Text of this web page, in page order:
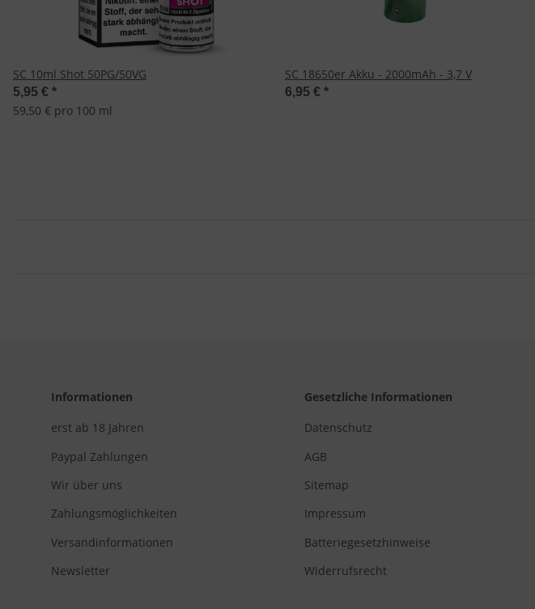
SC 10ml Shot 50PG/50VG
5,95 € *
59,50 € pro 100 ml
SC 18650er Akku - 2000mAh - 3,7 V
6,95 € *
Informationen
erst ab 18 Jahren
Paypal Zahlungen
Wir über uns
Zahlungsmöglichkeiten
Versandinformationen
Newsletter
Gesetzliche Informationen
Datenschutz
AGB
Sitemap
Impressum
Batteriegesetzhinweise
Widerrufsrecht